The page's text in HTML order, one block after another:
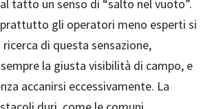
tatto un senso di “salto nel vuoto”.
gli operatori meno esperti si
di questa sensazione,
la giusta visibilità di campo, e
accanirsi eccessivamente. La